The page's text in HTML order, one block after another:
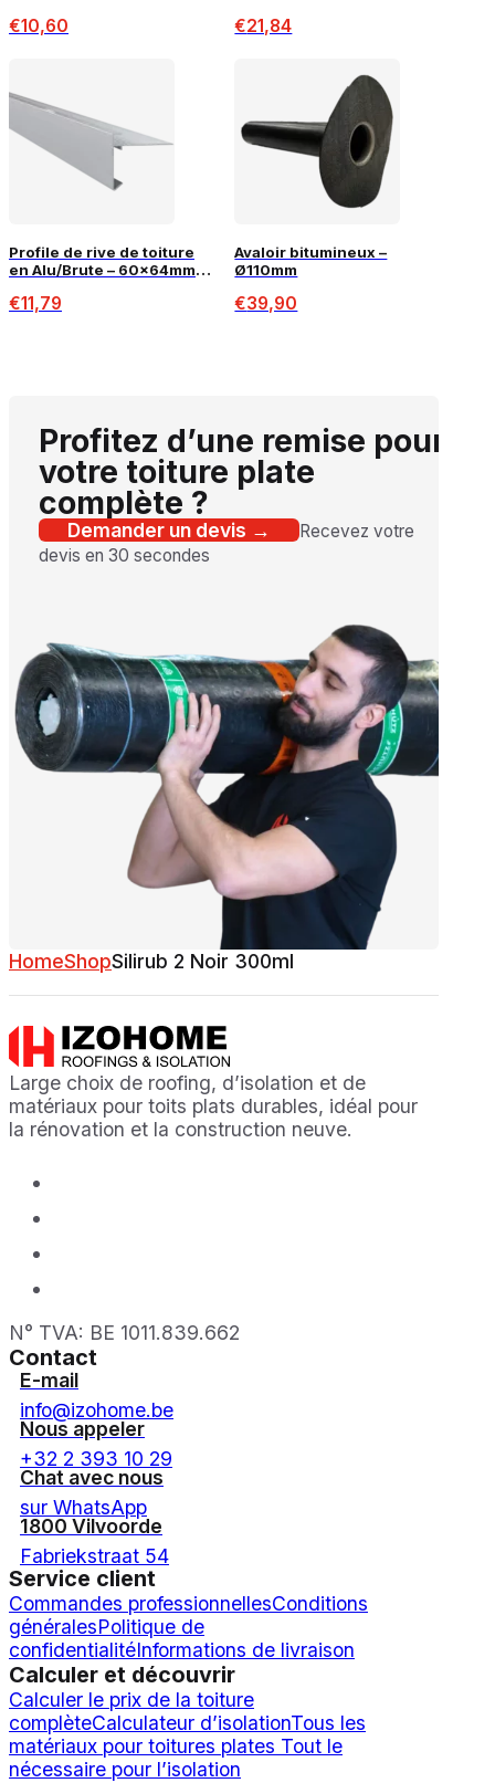
€10,60 €21,84
Profile de rive de toiture
en Alu/Brute – 60x64mm –
€11,79
Avaloir bitumineux –
Ø110mm
€39,90
Profitez d’une remise pour
votre toiture plate
complète ?
Demander un devis →
Recevez votre
devis en 30 secondes
HomeShopSilirub 2 Noir 300ml
Large choix de roofing, d’isolation et de
matériaux pour toits plats durables, idéal pour
la rénovation et la construction neuve.
N° TVA: BE 1011.839.662
Contact
E-mail
info@izohome.be
Nous appeler
+32 2 393 10 29
Chat avec nous
sur WhatsApp
1800 Vilvoorde
Fabriekstraat 54
Service client
Commandes professionnellesConditions
généralesPolitique de
confidentialitéInformations de livraison
Calculer et découvrir
Calculer le prix de la toiture
complèteCalculateur d’isolationTous les
matériaux pour toitures plates Tout le
nécessaire pour l’isolation